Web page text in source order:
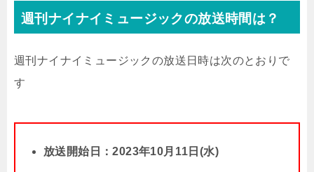
週刊ナイナイミュージックの放送時間は？
週刊ナイナイミュージックの放送日時は次のとおりで
す
放送開始日：2023年10月11日(水)